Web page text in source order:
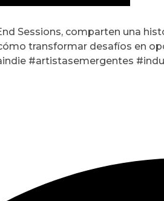
Sessions, comparten una
transformar desafíos en
#artistasemergentes